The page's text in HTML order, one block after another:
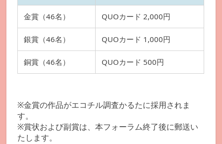
金賞（46名） QUOカード 2,000円
銀賞（46名） QUOカード 1,000円
銅賞（46名） QUOカード 500円
※金賞の作品がエコチル調査かるたに採用されま
す。
※賞状および副賞は、本フォーラム終了後に郵送い
たします。